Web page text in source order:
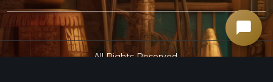
All Rights Reserved.